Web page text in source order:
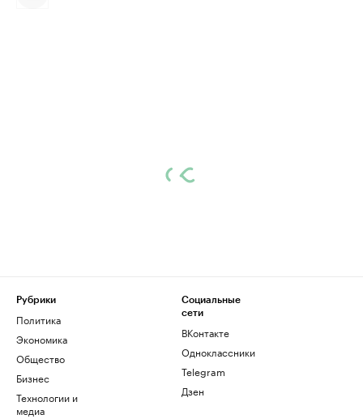
Рубрики
Политика
Экономика
Общество
Бизнес
Технологии и
медиа
Социальные
сети
ВКонтакте
Одноклассники
Telegram
Дзен